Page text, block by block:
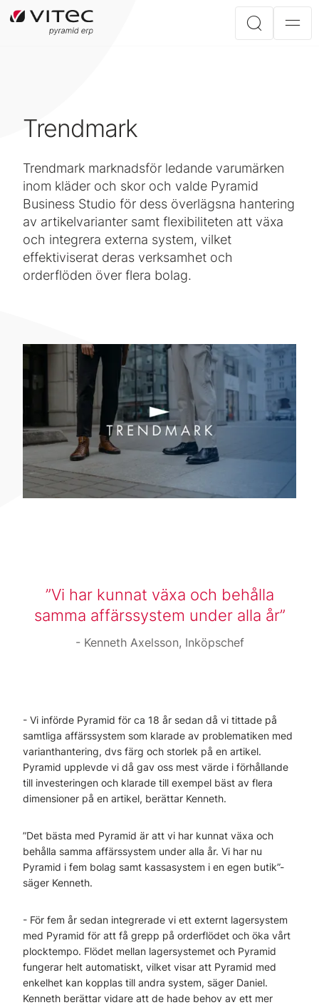
Trendmark
Trendmark marknadsför ledande varumärken
inom kläder och skor och valde Pyramid
Business Studio för dess överlägsna hantering
av artikelvarianter samt flexibiliteten att växa
och integrera externa system, vilket
effektiviserat deras verksamhet och
orderflöden över flera bolag.
Vi har kunnat växa och behålla
samma affärssystem under alla år
Kenneth Axelsson, Inköpschef
- Vi införde Pyramid för ca 18 år sedan då vi tittade på
samtliga affärssystem som klarade av problematiken med
varianthantering, dvs färg och storlek på en artikel.
Pyramid upplevde vi då gav oss mest värde i förhållande
till investeringen och klarade till exempel bäst av flera
dimensioner på en artikel, berättar Kenneth.
”Det bästa med Pyramid är att vi har kunnat växa och
behålla samma affärssystem under alla år. Vi har nu
Pyramid i fem bolag samt kassasystem i en egen butik”-
säger Kenneth.
- För fem år sedan integrerade vi ett externt lagersystem
med Pyramid för att få grepp på orderflödet och öka vårt
plocktempo. Flödet mellan lagersystemet och Pyramid
fungerar helt automatiskt, vilket visar att Pyramid med
enkelhet kan kopplas till andra system, säger Daniel.
Kenneth berättar vidare att de hade behov av ett mer